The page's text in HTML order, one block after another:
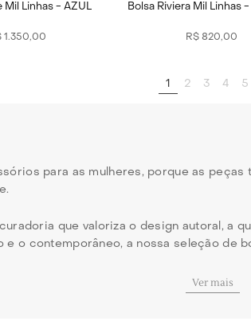
Mil Linhas - AZUL
1.350,00
Bolsa Riviera Mil
R$ 820,00
1 2 3 4 5
para as mulheres, porque as
que valoriza o design autoral, a
o contemporâneo, a nossa seleção de
que você encontra no
Ver mais